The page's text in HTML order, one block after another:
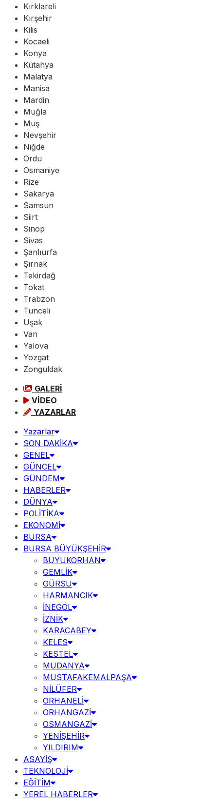
Kırklareli
Kırşehir
Kilis
Kocaeli
Konya
Kütahya
Malatya
Manisa
Mardin
Muğla
Muş
Nevşehir
Niğde
Ordu
Osmaniye
Rize
Sakarya
Samsun
Siirt
Sinop
Sivas
Şanlıurfa
Şırnak
Tekirdağ
Tokat
Trabzon
Tunceli
Uşak
Van
Yalova
Yozgat
Zonguldak
GALERİ
VİDEO
YAZARLAR
Yazarlar
SON DAKİKA
GENEL
GÜNCEL
GÜNDEM
HABERLER
DÜNYA
POLİTİKA
EKONOMİ
BURSA
BURSA BÜYÜKŞEHİR
BÜYÜKORHAN
GEMLİK
GÜRSU
HARMANCIK
İNEGÖL
İZNİK
KARACABEY
KELES
KESTEL
MUDANYA
MUSTAFAKEMALPAŞA
NİLÜFER
ORHANELİ
ORHANGAZİ
OSMANGAZİ
YENİŞEHİR
YILDIRIM
ASAYİŞ
TEKNOLOJİ
EĞİTİM
YEREL HABERLER